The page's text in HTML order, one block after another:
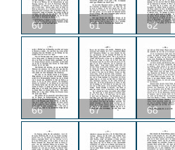
60 61 62
66 67 68